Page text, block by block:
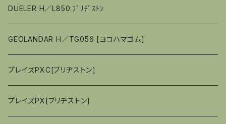
偏平率（％）55
17ｲﾝﾁ
16ｲﾝﾁ
17ｲﾝﾁ
18ｲﾝﾁ
DUELER H／L850:ﾌﾞﾘﾁﾞｽﾄﾝ
GEOLANDAR H／TG056 [ヨコハマゴム]
プレイズPXC[ブリヂストン]
プレイズPX[ブリヂストン]